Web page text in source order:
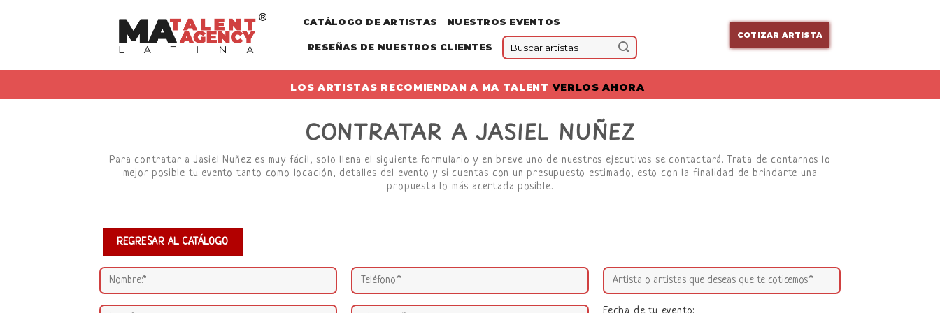
CATÁLOGO DE ARTISTAS NUESTROS EVENTOS
RESEÑAS DE NUESTROS CLIENTES
COTIZAR ARTISTA
LOS ARTISTAS RECOMIENDAN A MA TALENT VERLOS AHORA
CONTRATAR A JASIEL NUÑEZ
Para contratar a Jasiel Nuñez es muy fácil, solo llena el siguiente formulario y en breve uno de nuestros ejecutivos se contactará. Trata de contarnos lo
mejor posible tu evento tanto como locación, detalles del evento y si cuentas con un presupuesto estimado; esto con la finalidad de brindarte una
propuesta lo más acertada posible.
REGRESAR AL CATÁLOGO